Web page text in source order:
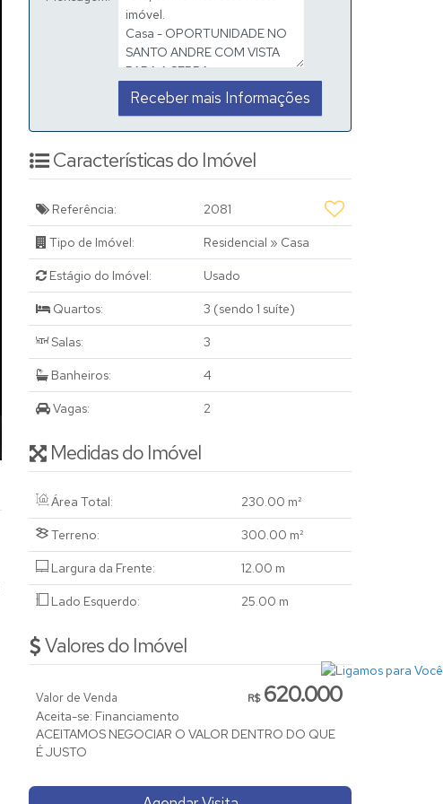
Características do Imóvel
Referência: 2081
Tipo de Imóvel: Residencial » Casa
Estágio do Imóvel: Usado
Quartos: 3 (sendo 1 suíte)
Salas: 3
Banheiros: 4
Vagas: 2
Medidas do Imóvel
Área Total: 230.00 m²
Terreno: 300.00 m²
Largura da Frente: 12.00 m
Lado Esquerdo: 25.00 m
Valores do Imóvel
R$620.000
Valor de Venda
Aceita-se: Financiamento
ACEITAMOS NEGOCIAR O VALOR DENTRO DO QUE
É JUSTO